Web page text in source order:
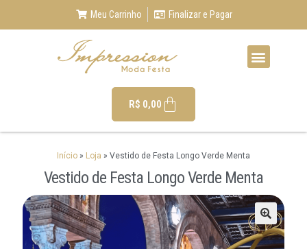
Meu Carrinho Finalizar e Pagar
R$ 0,00
Início » Loja » Vestido de Festa Longo Verde Menta
Vestido de Festa Longo Verde Menta
🔍